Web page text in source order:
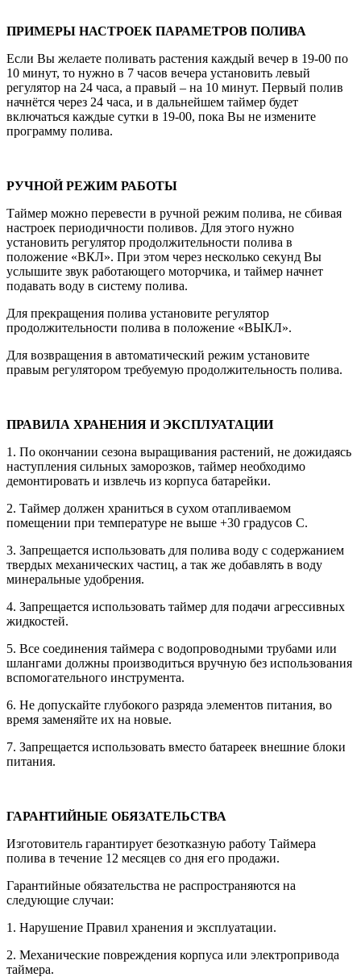
ПРИМЕРЫ НАСТРОЕК ПАРАМЕТРОВ ПОЛИВА
Если Вы желаете поливать растения каждый вечер в 19-00 по
10 минут, то нужно в 7 часов вечера установить левый
регулятор на 24 часа, а правый – на 10 минут. Первый полив
начнётся через 24 часа, и в дальнейшем таймер будет
включаться каждые сутки в 19-00, пока Вы не измените
программу полива.
РУЧНОЙ РЕЖИМ РАБОТЫ
Таймер можно перевести в ручной режим полива, не сбивая
настроек периодичности поливов. Для этого нужно
установить регулятор продолжительности полива в
положение «ВКЛ». При этом через несколько секунд Вы
услышите звук работающего моторчика, и таймер начнет
подавать воду в систему полива.
Для прекращения полива установите регулятор
продолжительности полива в положение «ВЫКЛ».
Для возвращения в автоматический режим установите
правым регулятором требуемую продолжительность полива.
ПРАВИЛА ХРАНЕНИЯ И ЭКСПЛУАТАЦИИ
1. По окончании сезона выращивания растений, не дожидаясь
наступления сильных заморозков, таймер необходимо
демонтировать и извлечь из корпуса батарейки.
2. Таймер должен храниться в сухом отапливаемом
помещении при температуре не выше +30 градусов С.
3. Запрещается использовать для полива воду с содержанием
твердых механических частиц, а так же добавлять в воду
минеральные удобрения.
4. Запрещается использовать таймер для подачи агрессивных
жидкостей.
5. Все соединения таймера с водопроводными трубами или
шлангами должны производиться вручную без использования
вспомогательного инструмента.
6. Не допускайте глубокого разряда элементов питания, во
время заменяйте их на новые.
7. Запрещается использовать вместо батареек внешние блоки
питания.
ГАРАНТИЙНЫЕ ОБЯЗАТЕЛЬСТВА
Изготовитель гарантирует безотказную работу Таймера
полива в течение 12 месяцев со дня его продажи.
Гарантийные обязательства не распространяются на
следующие случаи:
1. Нарушение Правил хранения и эксплуатации.
2. Механические повреждения корпуса или электропривода
таймера.